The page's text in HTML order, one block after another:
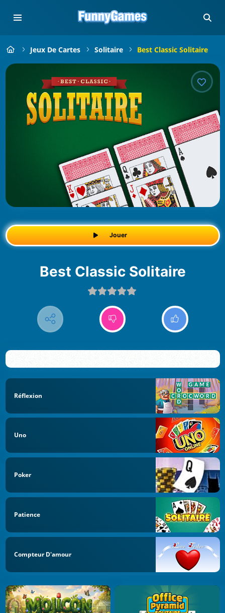
Jeux De Cartes Solitaire Best Classic Solitaire
Jouer
Best Classic Solitaire
Réflexion
Uno
Poker
Patience
Compteur D'amour